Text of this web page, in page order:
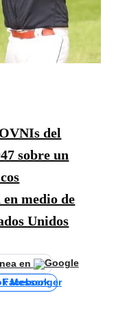
del
sobre un
medio de
Unidos
en
Facebook